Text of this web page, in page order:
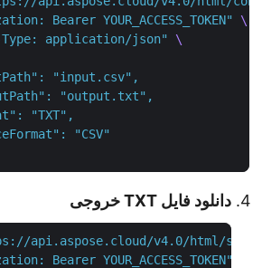
Bearer YOUR_ACCESS_TOKEN"
Type: application/json"
دانلود فایل TXT خروجی
api.aspose.cloud/v4.0/html/
Bearer YOUR_ACCESS_TOKEN"